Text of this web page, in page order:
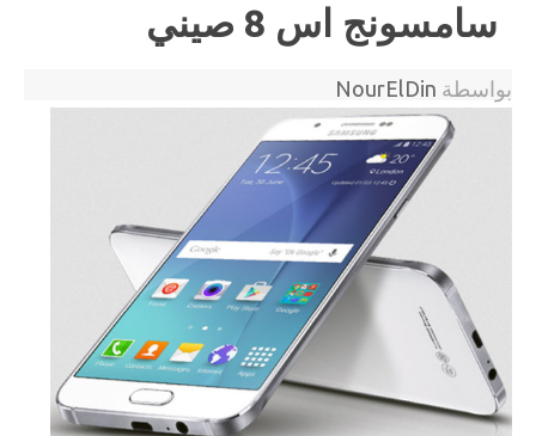
سامسونج اس 8 صيني
بواسطة NourElDin